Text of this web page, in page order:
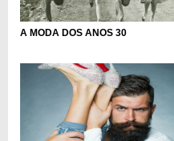
A MODA DOS ANOS 30